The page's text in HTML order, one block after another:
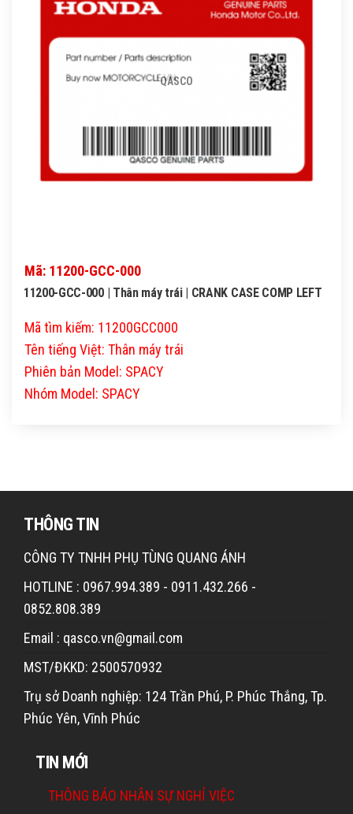
QASCO
Mã: 11200-GCC-000
11200-GCC-000 | Thân máy trái | CRANK CASE COMP LEFT
Mã tìm kiếm: 11200GCC000
Tên tiếng Việt: Thân máy trái
Phiên bản Model: SPACY
Nhóm Model: SPACY
THÔNG TIN
CÔNG TY TNHH PHỤ TÙNG QUANG ÁNH
HOTLINE : 0967.994.389 - 0911.432.266 -
0852.808.389
Email : qasco.vn@gmail.com
MST/ĐKKD: 2500570932
Trụ sở Doanh nghiệp: 124 Trần Phú, P. Phúc Thắng, Tp.
Phúc Yên, Vĩnh Phúc
TIN MỚI
THÔNG BÁO NHÂN SỰ NGHỈ VIỆC